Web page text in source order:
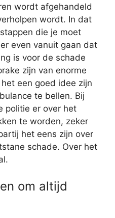
wordt afgehandeld
wordt. In dat
die je moet
even vanuit gaan dat
is voor de schade
zijn van enorme
een goed idee zijn
te bellen. Bij
politie er over het
te worden, zeker
het eens zijn over
schade. Over het
om altijd